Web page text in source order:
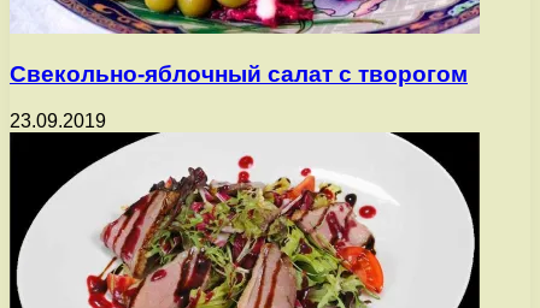
Свекольно-яблочный салат с творогом
23.09.2019